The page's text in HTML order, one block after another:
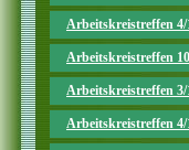
Arbeitskreistreffen 4/
Arbeitskreistreffen
Arbeitskreistreffen 3/
Arbeitskreistreffen 4/